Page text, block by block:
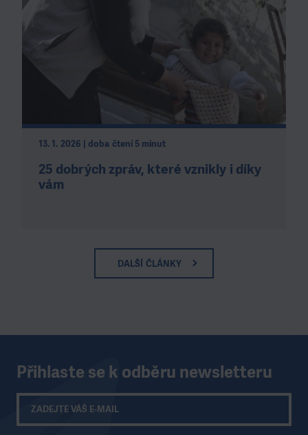
13. 1. 2026 | doba čtení 5 minut
25 dobrých zpráv, které vznikly i díky
vám
DALŠÍ ČLÁNKY
Přihlaste se k odběru newsletteru